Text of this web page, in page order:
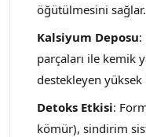
öğütülmesini sağlar.
Kalsiyum Deposu:
parçaları ile kemik
destekleyen
Detoks Etkisi:
kömür), sindirim